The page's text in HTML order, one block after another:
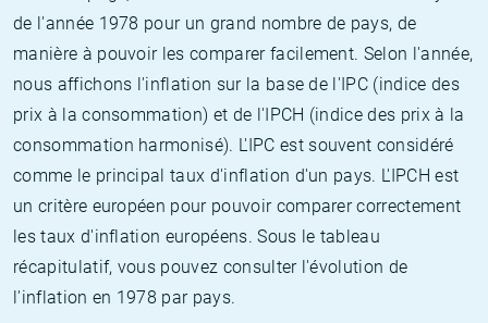
de l'année 1978 pour un grand nombre de pays, de
manière à pouvoir les comparer facilement. Selon l'année,
nous affichons l'inflation sur la base de l'IPC (indice des
prix à la consommation) et de l'IPCH (indice des prix à la
consommation harmonisé). L'IPC est souvent considéré
comme le principal taux d'inflation d'un pays. L'IPCH est
un critère européen pour pouvoir comparer correctement
les taux d'inflation européens. Sous le tableau
récapitulatif, vous pouvez consulter l'évolution de
l'inflation en 1978 par pays.